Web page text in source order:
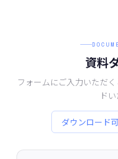
資料
フォームにご入力いただ
ド
ダウンロード